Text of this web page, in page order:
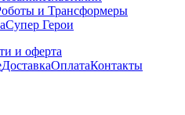
и Трансформеры
Супер Герои
и оферта
ДоставкаОплатаКонтакты